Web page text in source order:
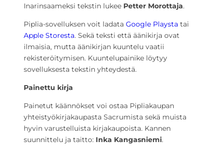
Inarinsaameksi tekstin lukee Petter Morottaja.
Piplia-sovelluksen voit ladata Google Playsta tai
Apple Storesta. Sekä teksti että äänikirja ovat
ilmaisia, mutta äänikirjan kuuntelu vaatii
rekisteröitymisen. Kuuntelupainike löytyy
sovelluksesta tekstin yhteydestä.
Painettu kirja
Painetut käännökset voi ostaa Pipliakaupan
yhteistyökirjakaupasta Sacrumista sekä muista
hyvin varustelluista kirjakaupoista. Kannen
suunnittelu ja taitto: Inka Kangasniemi.